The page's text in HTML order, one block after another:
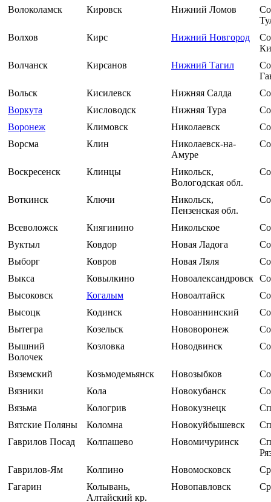
Волоколамск
Кировск Нижний Ломов
Волхов
Кирс Нижний Новгород
Волчанск
Кирсанов Нижний Тагил
Вольск
Кисилевск Нижняя Салда
Воркута
Кисловодск Нижняя Тура
Воронеж
Климовск Николаевск
Ворсма
Клин
Николаевск-на-
Амуре
Воскресенск Клинцы
Никольск,
Вологодская обл.
Воткинск Ключи
Никольск,
Пензенская обл.
Всеволожск Княгинино Никольское
Вуктыл
Ковдор Новая Ладога
Выборг
Ковров Новая Ляля
Выкса
Ковылкино Новоалександровск
Высоковск
Когалым Новоалтайск
Высоцк
Кодинск Новоаннинский
Вытегра
Козельск Нововоронеж
Вышний
Волочек
Козловка Новодвинск
Вяземский Козьмодемьянск Новозыбков
Вязники
Кола Новокубанск
Вязьма
Кологрив Новокузнецк
Вятские Поляны
Коломна Новокуйбышевск
Гаврилов Посад
Колпашево Новомичуринск
Гаврилов-Ям
Колпино Новомосковск
Гагарин
Колывань,
Алтайский кр.
Новопавловск